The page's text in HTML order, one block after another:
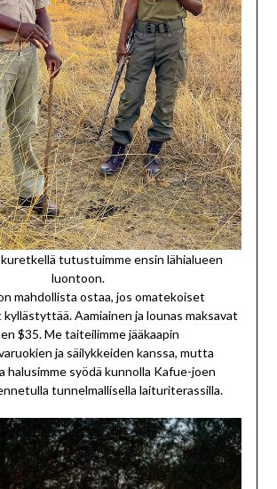
tutustuimme ensin lähialueen
luontoon.
mahdollista ostaa, jos omatekoiset
Aamiainen ja lounas maksavat
$35. Me taiteilimme jääkaapin
ja säilykkeiden kanssa, mutta
halusimme syödä kunnolla Kafue-joen
tunnelmallisella laituriterassilla.